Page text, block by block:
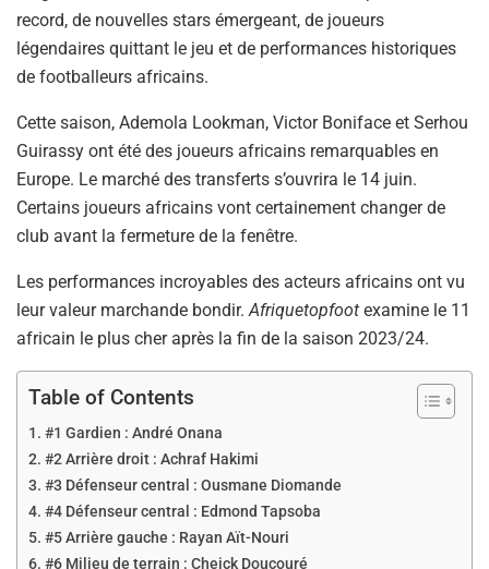
record, de nouvelles stars émergeant, de joueurs
légendaires quittant le jeu et de performances historiques
de footballeurs africains.
Cette saison, Ademola Lookman, Victor Boniface et Serhou
Guirassy ont été des joueurs africains remarquables en
Europe. Le marché des transferts s’ouvrira le 14 juin.
Certains joueurs africains vont certainement changer de
club avant la fermeture de la fenêtre.
Les performances incroyables des acteurs africains ont vu
leur valeur marchande bondir. Afriquetopfoot examine le 11
africain le plus cher après la fin de la saison 2023/24.
Table of Contents
#1 Gardien : André Onana
#2 Arrière droit : Achraf Hakimi
#3 Défenseur central : Ousmane Diomande
#4 Défenseur central : Edmond Tapsoba
#5 Arrière gauche : Rayan Aït-Nouri
#6 Milieu de terrain : Cheick Doucouré